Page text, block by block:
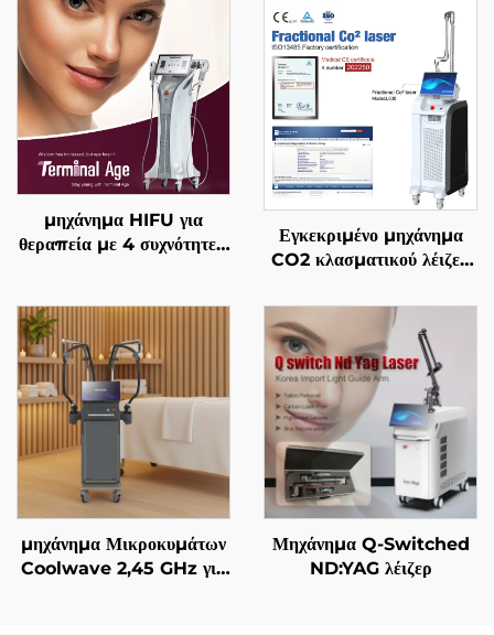
μηχάνημα HIFU για
θεραπεία με 4 συχνότητες,
δέρματος, αναδιαμόρφωση
σώματος και
αντιμετώπιση γήρανσης
Εγκεκριμένο μηχάνημα
CO2 κλασματικού λέιζερ
MMDSAP
μηχάνημα Μικροκυμάτων
Coolwave 2,45 GHz για
Μηχάνημα Q-Switched
ND:YAG λέιζερ